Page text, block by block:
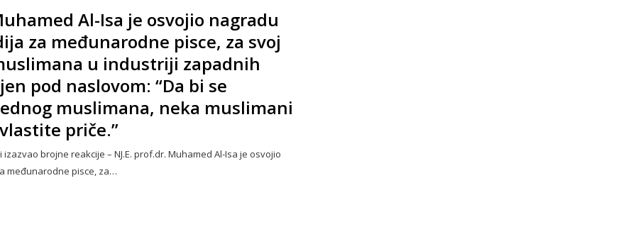
Al-Isa je osvojio nagradu
za međunarodne pisce, za svoj
u industriji zapadnih
pod naslovom: “Da bi se
muslimana, neka muslimani
priče.”
izazvao brojne reakcije – NJ.E. prof.dr. Muhamed Al-Isa je osvojio
međunarodne pisce, za…